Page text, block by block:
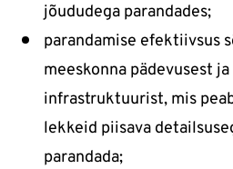
jõududega parandades;
parandamise efektiivsus
meeskonna pädevusest
infrastruktuurist, mis
lekkeid piisava
parandada;